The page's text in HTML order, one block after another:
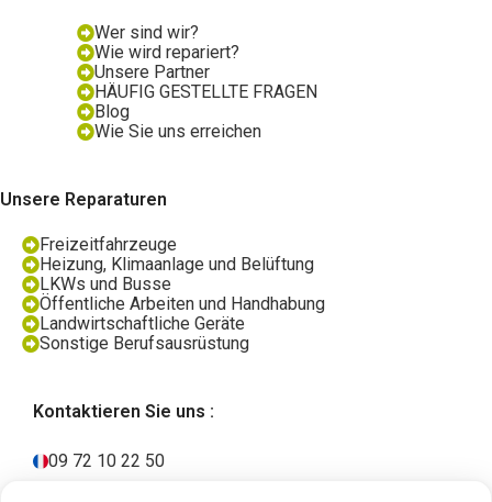
Wer sind wir?
Wie wird repariert?
Unsere Partner
HÄUFIG GESTELLTE FRAGEN
Blog
Wie Sie uns erreichen
Unsere Reparaturen
Freizeitfahrzeuge
Heizung, Klimaanlage und Belüftung
LKWs und Busse
Öffentliche Arbeiten und Handhabung
Landwirtschaftliche Geräte
Sonstige Berufsausrüstung
Kontaktieren Sie uns :
09 72 10 22 50